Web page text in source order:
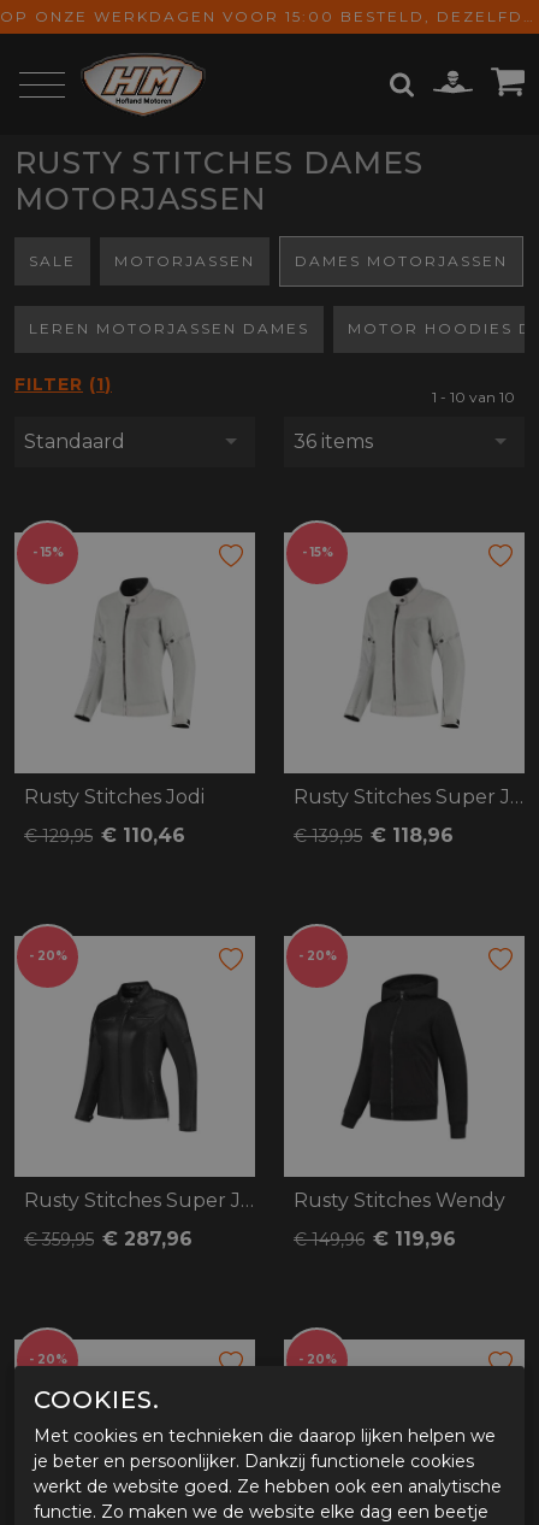
OP ONZE WERKDAGEN VOOR 15:00 BESTELD, DEZELFDE DAG VERZONDEN! GRATIS VERZENDING VANAF € 65,-
RUSTY STITCHES DAMES
MOTORJASSEN
SALE MOTORJASSEN DAMES MOTORJASSEN
LEREN MOTORJASSEN DAMES MOTOR HOODIES
FILTER 1
Standaard
1 - 10 van 10
36 items
- 15%
Rusty Stitches Jodi
€ 129,95 € 110,46
- 15%
Rusty Stitches Super Jodi
€ 139,95 € 118,96
- 20%
Rusty Stitches Super Joyce V2
€ 359,95 € 287,96
- 20%
Rusty Stitches Wendy
€ 149,96 € 119,96
- 20% - 20%
COOKIES.
Met cookies en technieken die daarop lijken helpen we
je beter en persoonlijker. Dankzij functionele cookies
werkt de website goed. Ze hebben ook een analytische
functie. Zo maken we de website elke dag een beetje